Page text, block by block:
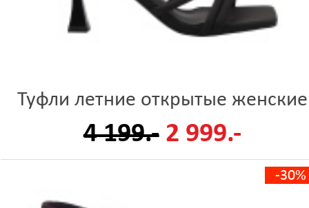
Туфли летние открытые женские
4 199.- 2 999.-
-30%